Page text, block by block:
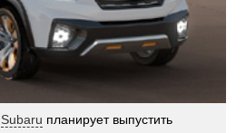
Subaru планирует выпустить